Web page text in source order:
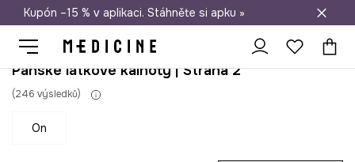
Doprava zdarma při nákupu nad 1 200 Kč
Kupón –15 % v aplikaci. Stáhněte si apku »
Pánské látkové kalhoty | Strana 2
(246 výsledků)
on